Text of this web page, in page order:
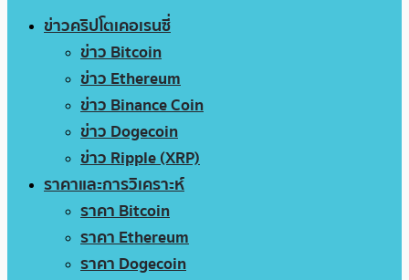
ข่าวคริปโตเคอเรนซี่
ข่าว Bitcoin
ข่าว Ethereum
ข่าว Binance Coin
ข่าว Dogecoin
ข่าว Ripple (XRP)
ราคาและการวิเคราะห์
ราคา Bitcoin
ราคา Ethereum
ราคา Dogecoin